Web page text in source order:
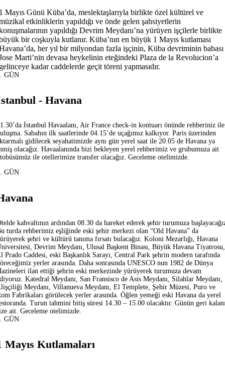
Mayıs Günü Küba’da, meslektaşlarıyla birlikte özel kültürel ve
etkinliklerin yapıldığı ve önde gelen şahsiyetlerin
yapıldığı Devrim Meydanı’na yürüyen işçilerle birlikte
bir coşkuyla kutlanır. Küba’nın en büyük 1 Mayıs kutlaması
her yıl bir milyondan fazla işçinin, Küba devriminin babası
Marti’nin devasa heykelinin eteğindeki Plaza de la Revolucion’a
kadar caddelerde geçit töreni yapmasıdır.
GÜN
- Havana
İstanbul Havaalanı, Air France check-in kontuarı önünde rehberiniz ile
Sabahın ilk saatlerinde 04.15’de uçağımız kalkıyor. Paris üzerinden
gidilecek seyahatimizde aynı gün yerel saat ile 20.05 de Havana ya
olacağız. Havaalanında bizi bekleyen yerel rehberimiz ve grubumuza ait
ile otellerimize transfer olacağız. Geceleme otelimizde.
GÜN
kahvaltının ardından 08.30 da hareket ederek şehir turumuza
turda rehberimiz eşliğinde eski şehir merkezi olan “Old Havana” da
şehri ve kültürü tanıma fırsatı bulacağız. Koloni Mezarlığı, Havana
Devrim Meydanı, Ulusal Başkent Binası, Büyük Havana Tiyatrosu,
Prado Caddesi, eski Başkanlık Sarayı, Central Park şehrin modern tarafında
yerler arasında. Daha sonrasında UNESCO nun 1982 de Dünya
ilan ettiği şehrin eski merkezinde yürüyerek turumuza devam
Katedral Meydanı, San Fransisco de Asis Meydanı, Silahlar Meydanı,
Meydanı, Villanueva Meydanı, El Templete, Şehir Müzesi, Puro ve
Fabrikaları görülecek yerler arasında. Öğlen yemeği eski Havana da yerel
Turun tahmini bitiş süresi 14.30 – 15.00 olacaktır. Günün geri
ait. Geceleme otelimizde.
GÜN
Mayıs Kutlamaları